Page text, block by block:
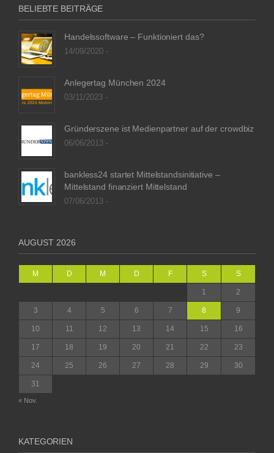
BELIEBTE BEITRÄGE
Handelssoftware – Funktioniert das?
14/09/2020 -
Anlegertag München 2024
03/11/2023 -
Gründerszene ist Medienpartner auf der crowdbiz
06/06/2013 -
bankless24 startet Mittelstandsinitiative –
Mittelstand finanziert Mittelstand
07/06/2013 -
AUGUST 2026
M D M D F S S
1 2
3 4 5 6 7 8 9
10 11 12 13 14 15 16
17 18 19 20 21 22 23
24 25 26 27 28 29 30
31
« Nov.
KATEGORIEN